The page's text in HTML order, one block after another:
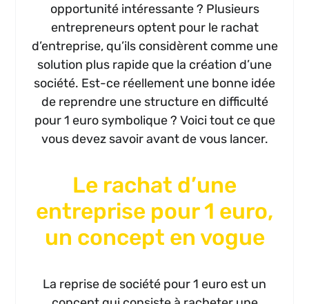
opportunité intéressante ? Plusieurs
entrepreneurs optent pour le rachat
d’entreprise, qu’ils considèrent comme une
solution plus rapide que la création d’une
société. Est-ce réellement une bonne idée
de reprendre une structure en difficulté
pour 1 euro symbolique ? Voici tout ce que
vous devez savoir avant de vous lancer.
Le rachat d’une
entreprise pour 1 euro,
un concept en vogue
La reprise de société pour 1 euro est un